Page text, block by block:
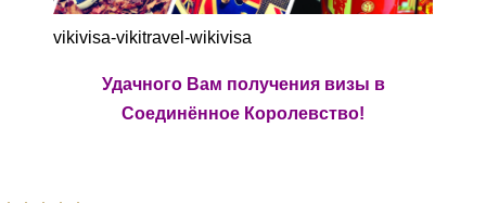
vikivisa-vikitravel-wikivisa
Удачного Вам получения визы в
Соединённое Королевство!